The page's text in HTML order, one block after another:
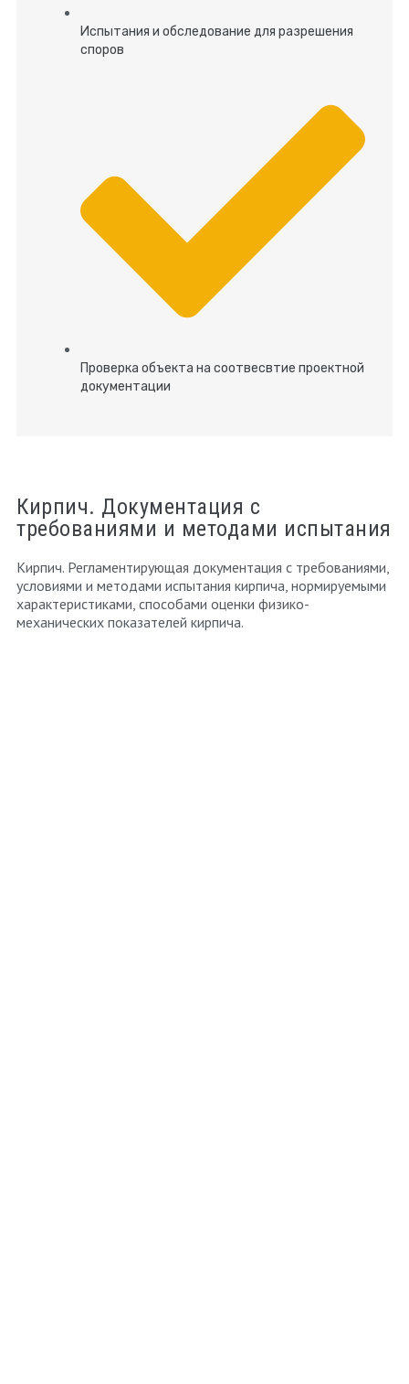
Испытания и обследование для разрешения
споров
Проверка объекта на соотвесвтие проектной
документации
Кирпич. Документация с
требованиями и методами испытания
Кирпич. Регламентирующая документация с требованиями,
условиями и методами испытания кирпича, нормируемыми
характеристиками, способами оценки физико-
механических показателей кирпича.